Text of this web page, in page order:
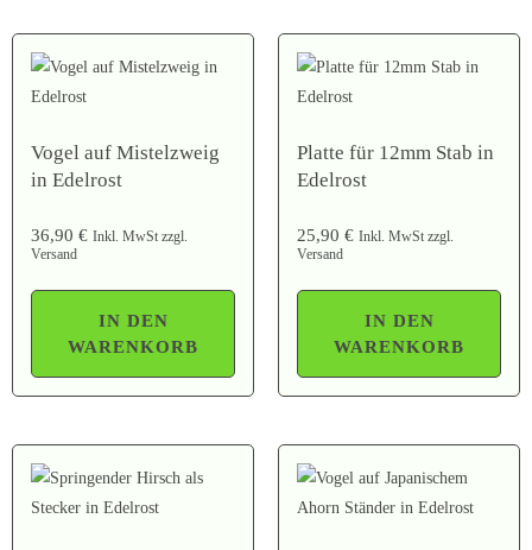
Vogel auf Mistelzweig
in Edelrost
36,90 € Inkl. MwSt zzgl.
Versand
IN DEN
WARENKORB
Platte für 12mm Stab in
Edelrost
25,90 € Inkl. MwSt zzgl.
Versand
IN DEN
WARENKORB